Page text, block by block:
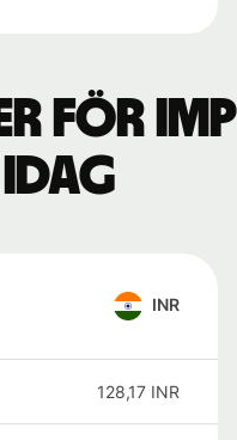
för IMP
INR
128,17 INR